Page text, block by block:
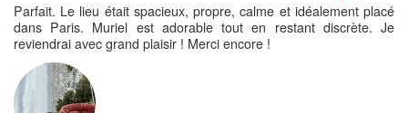
Parfait. Le lieu était spacieux, propre, calme et idéalement placé
dans Paris. Muriel est adorable tout en restant discrète. Je
reviendrai avec grand plaisir ! Merci encore !